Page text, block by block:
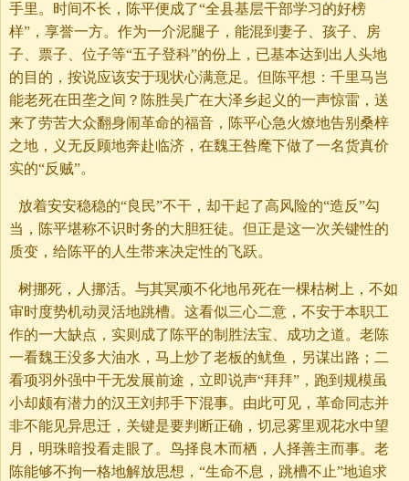
手里。时间不长，陈平便成了“全县基层干部学习的好榜
样”，享誉一方。作为一介泥腿子，能混到妻子、孩子、房
子、票子、位子等“五子登科”的份上，已基本达到出人头地
的目的，按说应该安于现状心满意足。但陈平想：千里马岂
能老死在田垄之间？陈胜吴广在大泽乡起义的一声惊雷，送
来了劳苦大众翻身闹革命的福音，陈平心急火燎地告别桑梓
之地，义无反顾地奔赴临济，在魏王咎麾下做了一名货真价
实的“反贼”。
放着安安稳稳的“良民”不干，却干起了高风险的“造反”勾
当，陈平堪称不识时务的大胆狂徒。但正是这一次关键性的
质变，给陈平的人生带来决定性的飞跃。
树挪死，人挪活。与其冥顽不化地吊死在一棵枯树上，不如
审时度势机动灵活地跳槽。这看似三心二意，不安于本职工
作的一大缺点，实则成了陈平的制胜法宝、成功之道。老陈
一看魏王没多大油水，马上炒了老板的鱿鱼，另谋出路；二
看项羽外强中干无发展前途，立即说声“拜拜”，跑到规模虽
小却颇有潜力的汉王刘邦手下混事。由此可见，革命同志并
非不能见异思迁，关键是要判断正确，切忌雾里观花水中望
月，明珠暗投看走眼了。鸟择良木而栖，人择善主而事。老
陈能够不拘一格地解放思想，“生命不息，跳槽不止”地追求